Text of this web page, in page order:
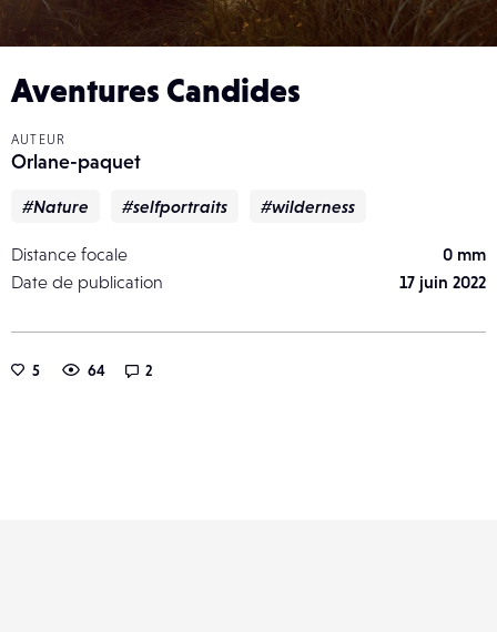
Aventures Candides
AUTEUR
Orlane-paquet
#Nature #selfportraits #wilderness
Distance focale
0 mm
Date de publication
17 juin 2022
5 64 2